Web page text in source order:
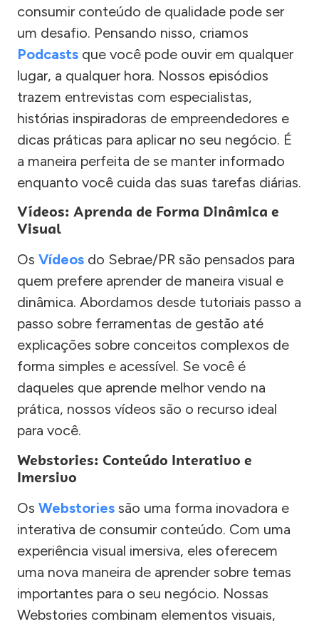
consumir conteúdo de qualidade pode ser
um desafio. Pensando nisso, criamos
Podcasts que você pode ouvir em qualquer
lugar, a qualquer hora. Nossos episódios
trazem entrevistas com especialistas,
histórias inspiradoras de empreendedores e
dicas práticas para aplicar no seu negócio. É
a maneira perfeita de se manter informado
enquanto você cuida das suas tarefas diárias.
Vídeos: Aprenda de Forma Dinâmica e
Visual
Os Vídeos do Sebrae/PR são pensados para
quem prefere aprender de maneira visual e
dinâmica. Abordamos desde tutoriais passo a
passo sobre ferramentas de gestão até
explicações sobre conceitos complexos de
forma simples e acessível. Se você é
daqueles que aprende melhor vendo na
prática, nossos vídeos são o recurso ideal
para você.
Webstories: Conteúdo Interativo e
Imersivo
Os Webstories são uma forma inovadora e
interativa de consumir conteúdo. Com uma
experiência visual imersiva, eles oferecem
uma nova maneira de aprender sobre temas
importantes para o seu negócio. Nossas
Webstories combinam elementos visuais,